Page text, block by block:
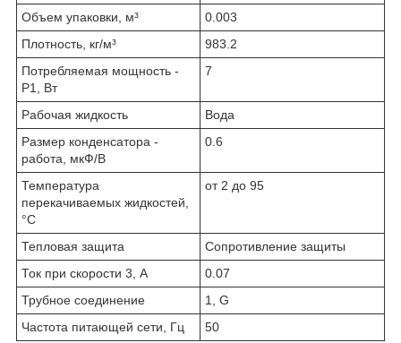
Объем упаковки, м³
0.003
Плотность, кг/м³
983.2
Потребляемая мощность -
P1, Вт
7
Рабочая жидкость
Вода
Размер конденсатора -
работа, мкФ/В
0.6
Температура
перекачиваемых жидкостей,
°C
от 2 до 95
Тепловая защита
Сопротивление защиты
Ток при скорости 3, А
0.07
Трубное соединение
1, G
Частота питающей сети, Гц
50